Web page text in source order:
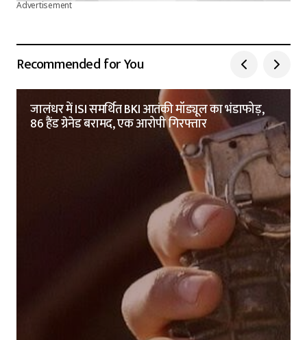
Advertisement
Recommended for You
जालंधर में ISI समर्थित BKI आतंकी मॉड्यूल का भंडाफोड़,
86 हैंड ग्रेनेड बरामद, एक आरोपी गिरफ्तार